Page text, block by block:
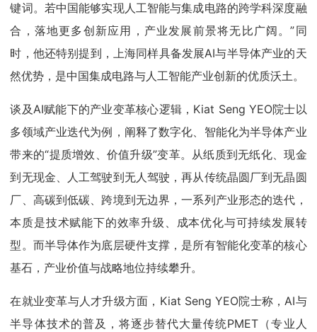
键词。若中国能够实现人工智能与集成电路的跨学科深度融
合，落地更多创新应用，产业发展前景将无比广阔。”同
时，他还特别提到，上海同样具备发展AI与半导体产业的天
然优势，是中国集成电路与人工智能产业创新的优质沃土。
谈及AI赋能下的产业变革核心逻辑，Kiat Seng YEO院士以
多领域产业迭代为例，阐释了数字化、智能化为半导体产业
带来的“提质增效、价值升级”变革。从纸质到无纸化、现金
到无现金、人工驾驶到无人驾驶，再从传统晶圆厂到无晶圆
厂、高碳到低碳、跨境到无边界，一系列产业形态的迭代，
本质是技术赋能下的效率升级、成本优化与可持续发展转
型。而半导体作为底层硬件支撑，是所有智能化变革的核心
基石，产业价值与战略地位持续攀升。
在就业变革与人才升级方面，Kiat Seng YEO院士称，AI与
半导体技术的普及，将逐步替代大量传统PMET（专业人